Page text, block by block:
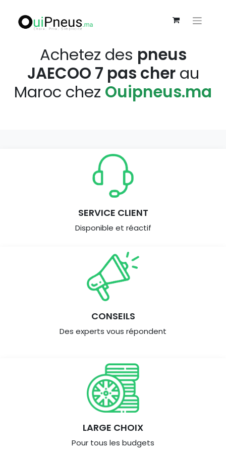
Achetez des pneus
JAECOO 7 pas cherau
Maroc chez Ouipneus.ma
SERVICE CLIENT
Disponible et réactif
CONSEILS
Des experts vous répondent
LARGE CHOIX
Pour tous les budgets